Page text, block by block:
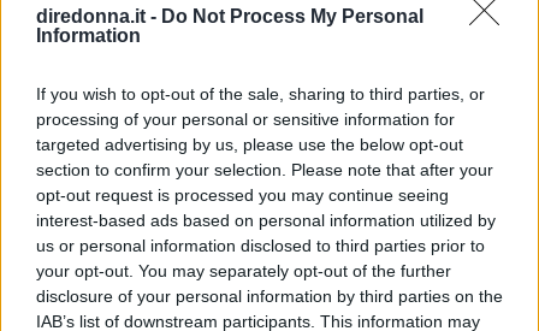
diredonna.it - Do Not Process My Personal
Information
If you wish to opt-out of the sale, sharing to third parties, or
processing of your personal or sensitive information for
targeted advertising by us, please use the below opt-out
section to confirm your selection. Please note that after your
opt-out request is processed you may continue seeing
interest-based ads based on personal information utilized by
us or personal information disclosed to third parties prior to
your opt-out. You may separately opt-out of the further
disclosure of your personal information by third parties on the
IAB’s list of downstream participants. This information may